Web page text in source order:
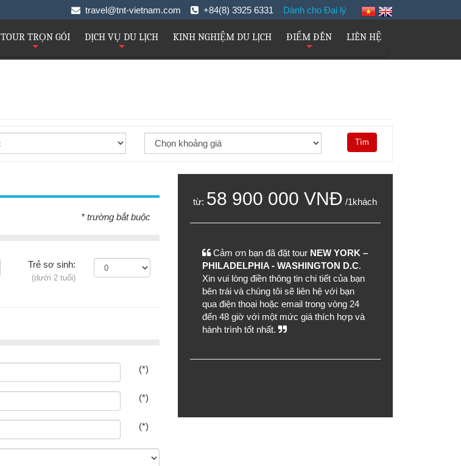
travel@tnt-vietnam.com +84(8) 3925 6331 Dành cho Đại lý
+
TOUR TRỌN GÓI
+
DỊCH VỤ DU LỊCH KINH NGHIỆM DU LỊCH
+
ĐIỂM ĐẾN LIÊN HỆ
* trường bắt buộc
Trẻ sơ sinh:
(dưới 2 tuổi)
(*)
(*)
(*)
từ: 58 900 000VNĐ /1khách
Cảm ơn bạn đã đặt tour NEW YORK –
PHILADELPHIA - WASHINGTON D.C.
Xin vui lòng điền thông tin chi tiết của bạn
bên trái và chúng tôi sẽ liên hệ với bạn
qua điện thoại hoặc email trong vòng 24
đến 48 giờ với một mức giá thích hợp và
hành trình tốt nhất.